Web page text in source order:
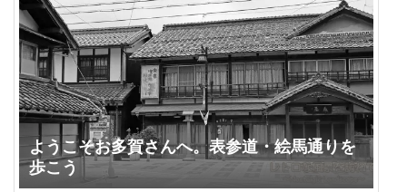
ようこそお多賀さんへ。表参道・絵馬通りを
歩こう